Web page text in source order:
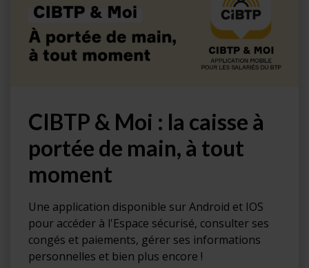
CIBTP & Moi : la caisse à
portée de main, à tout
moment
Une application disponible sur Android et IOS
pour accéder à l'Espace sécurisé, consulter ses
congés et paiements, gérer ses informations
personnelles et bien plus encore !